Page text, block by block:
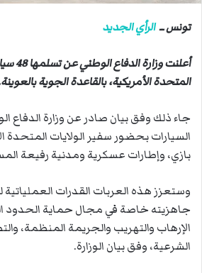
ك
و
ي
تونس ــالرأي الجديد
أعلنت
المتحدة الأمريكية، بالقاعدة الجوية
جاء ذلك وفق بيان صادر عن وزارة الدفاع
السيارات بحضور سفير الولايات المتحدة
بازي، وإطارات عسكرية ومدنية رفيعة
وستعزز هذه العربات القدرات
جاهزيته خاصة في مجال حماية الحدود
الإرهاب والتهريب والجريمة المنظمة،
الشرعية، وفق بيان الوزارة.